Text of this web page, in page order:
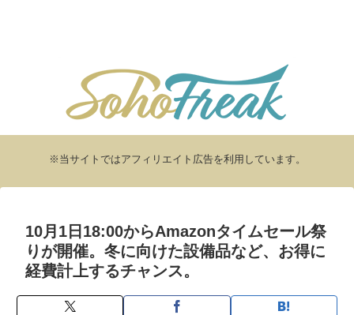
※当サイトではアフィリエイト広告を利用しています。
10月1日18:00からAmazonタイムセール祭
りが開催。冬に向けた設備品など、お得に
経費計上するチャンス。